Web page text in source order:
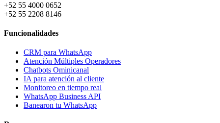
+52 55 4000 0652
+52 55 2208 8146
Funcionalidades
CRM para WhatsApp
Atención Múltiples Operadores
Chatbots Ominicanal
IA para atención al cliente
Monitoreo en tiempo real
WhatsApp Business API
Banearon tu WhatsApp